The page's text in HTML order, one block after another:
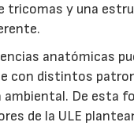
tricomas y una
anatómicas
con distintos
ambiental. De esta
de la ULE